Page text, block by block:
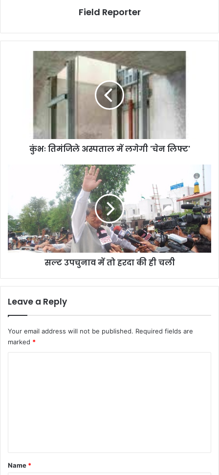
Field Reporter
कुंभः तिमंजिले अस्पताल में लगेगी 'चेन लिफ्ट'
की
ही
चली
सल्ट उपचुनाव में तो हरदा की ही चली
Leave a Reply
Your email address will not be published. Required fields are
marked *
*
Name *